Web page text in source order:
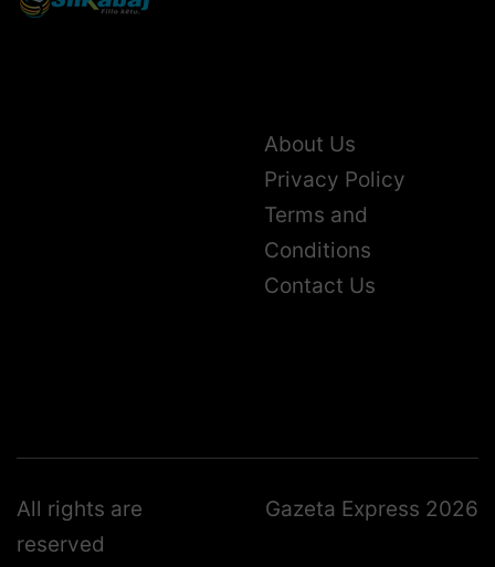
About Us
Privacy Policy
Terms and
Conditions
Contact Us
All rights are
reserved
Gazeta Express 2026